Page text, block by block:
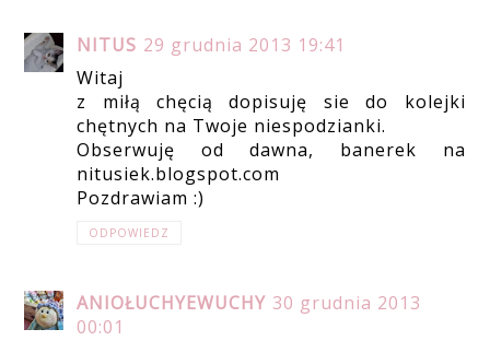
NITUS 29 grudnia 2013 19:41
Witaj
z miłą chęcią dopisuję sie do kolejki
chętnych na Twoje niespodzianki.
Obserwuję od dawna, banerek na
nitusiek.blogspot.com
Pozdrawiam :)
ODPOWIEDZ
ANIOŁUCHYEWUCHY 30 grudnia 2013
00:01